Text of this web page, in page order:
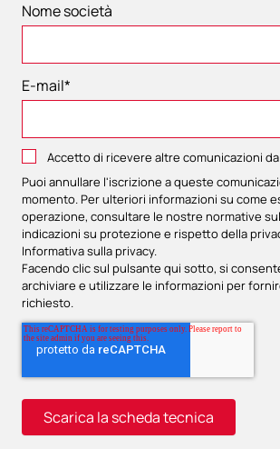
Nome società
E-mail*
Accetto di ricevere altre comunicazioni da
Puoi annullare l'iscrizione a queste
momento. Per ulteriori informazioni su come
operazione, consultare le nostre normative
indicazioni su protezione e rispetto della
Informativa sulla privacy.
Facendo clic sul pulsante qui sotto, si
archiviare e utilizzare le informazioni per
richiesto.